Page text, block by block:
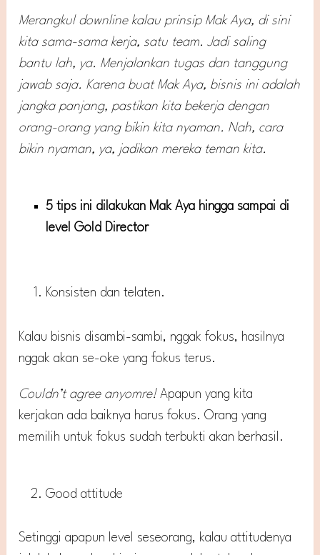
Merangkul downline kalau prinsip Mak Aya, di sini
kita sama-sama kerja, satu team. Jadi saling
bantu lah, ya. Menjalankan tugas dan tanggung
jawab saja. Karena buat Mak Aya, bisnis ini adalah
jangka panjang, pastikan kita bekerja dengan
orang-orang yang bikin kita nyaman. Nah, cara
bikin nyaman, ya, jadikan mereka teman kita.
5 tips ini dilakukan Mak Aya hingga sampai di
level Gold Director
Konsisten dan telaten.
Kalau bisnis disambi-sambi, nggak fokus, hasilnya
nggak akan se-oke yang fokus terus.
Couldn’t agree anyomre!Apapun yang kita
kerjakan ada baiknya harus fokus. Orang yang
memilih untuk fokus sudah terbukti akan berhasil.
Good attitude
Setinggi apapun level seseorang, kalau attitudenya